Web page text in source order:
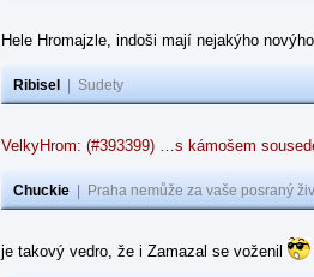
Hele Hromajzle, indoši mají nejakýho
Ribisel Sudety
VelkyHrom: (#393399) …s kámošem
Chuckie Praha nemůže za vaše posraný
je takový vedro, že i Zamazal se voženil